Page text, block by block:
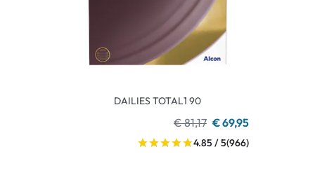
DAILIES TOTAL1 90
€ 81,17 € 69,95
4.85 / 5(966)